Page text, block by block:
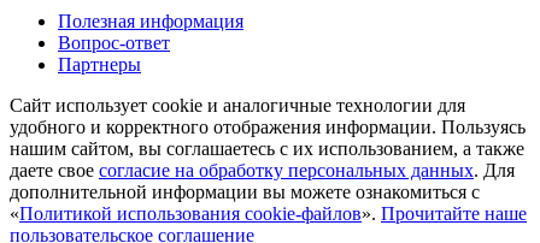
Полезная информация
Вопрос-ответ
Партнеры
Сайт использует cookie и аналогичные технологии для
удобного и корректного отображения информации. Пользуясь
нашим сайтом, вы соглашаетесь с их использованием, а также
даете свое согласие на обработку персональных данных. Для
дополнительной информации вы можете ознакомиться с
«Политикой использования cookie-файлов». Прочитайте наше
пользовательское соглашение